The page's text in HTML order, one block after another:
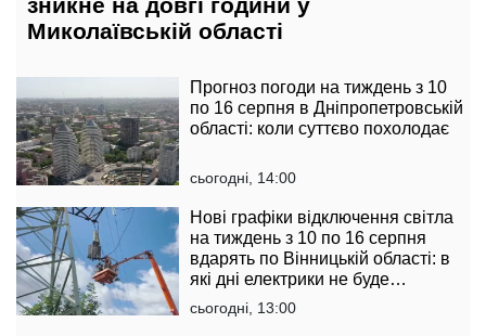
Миколаївській області
Прогноз погоди на тиждень з 10
по 16 серпня в Дніпропетровській
області: коли суттєво похолодає
сьогодні, 14:00
Нові графіки відключення світла
на тиждень з 10 по 16 серпня
вдарять по Вінницькій області: в
які дні електрики не буде
найдовше
сьогодні, 13:00